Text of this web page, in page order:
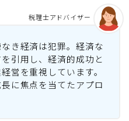
き経済は犯罪。経済な
引用し、経済的成功と
営を重視しています。
に焦点を当てたアプロ
税理士アドバイザー